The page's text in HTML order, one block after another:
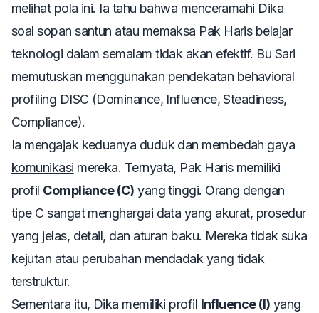
melihat pola ini. Ia tahu bahwa menceramahi Dika
soal sopan santun atau memaksa Pak Haris belajar
teknologi dalam semalam tidak akan efektif. Bu Sari
memutuskan menggunakan pendekatan behavioral
profiling DISC (Dominance, Influence, Steadiness,
Compliance).
Ia mengajak keduanya duduk dan membedah gaya
komunikasi mereka. Ternyata, Pak Haris memiliki
profil Compliance (C) yang tinggi. Orang dengan
tipe C sangat menghargai data yang akurat, prosedur
yang jelas, detail, dan aturan baku. Mereka tidak suka
kejutan atau perubahan mendadak yang tidak
terstruktur.
Sementara itu, Dika memiliki profil Influence (I) yang